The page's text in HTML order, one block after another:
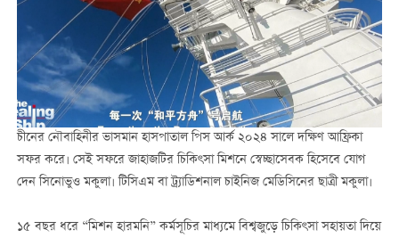
চীনের নৌবাহিনীর ভাসমান হাসপাতাল পিস আর্ক ২০২৪ সালে দক্ষিণ আফ্রিকা
সফর করে। সেই সফরে জাহাজটির চিকিৎসা মিশনে স্বেচ্ছাসেবক হিসেবে যোগ
দেন সিনোভুও মকুলা। টিসিএম বা ট্র্যাডিশনাল চাইনিজ মেডিসিনের ছাত্রী মকুলা।
১৫ বছর ধরে “মিশন হারমনি” কর্মসূচির মাধ্যমে বিশ্বজুড়ে চিকিৎসা সহায়তা দিয়ে